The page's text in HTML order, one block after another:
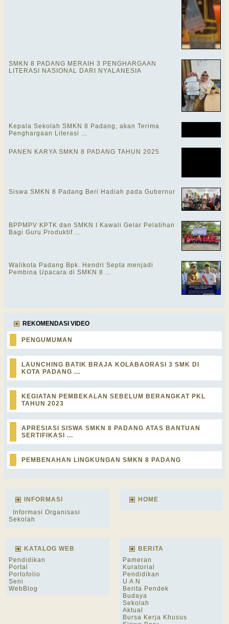
SMKN 8 PADANG MERAIH 3 PENGHARGAAN
LITERASI NASIONAL DARI NYALANESIA
Kepala Sekolah SMKN 8 Padang, akan Terima
Penghargaan Literasi ...
PANEN KARYA SMKN 8 PADANG TAHUN 2025
Siswa SMKN 8 Padang Beri Hadiah pada Gubernur
BPPMPV KPTK dan SMKN I Kawali Gelar Pelatihan
Bagi Guru Produktif ...
Walikota Padang Bpk. Hendri Septa menjadi
Pembina Upacara di SMKN 8 ...
REKOMENDASI VIDEO
PENGUMUMAN
LAUNCHING BATIK BRAJA KOLABAORASI 3 SMK DI
KOTA PADANG ...
KEGIATAN PEMBEKALAN SEBELUM BERANGKAT PKL
TAHUN 2023
APRESIASI SISWA SMKN 8 PADANG ATAS BANTUAN
SERTIFIKASI ...
PEMBENAHAN LINGKUNGAN SMKN 8 PADANG
INFORMASI
Informasi Organisasi
Sekolah
HOME
KATALOG WEB
Pendidikan
Portal
Portofolio
Seni
WebBlog
BERITA
Pameran
Kuratorial
Pendidikan
U A N
Berita Pendek
Budaya
Sekolah
Aktual
Bursa Kerja Khusus